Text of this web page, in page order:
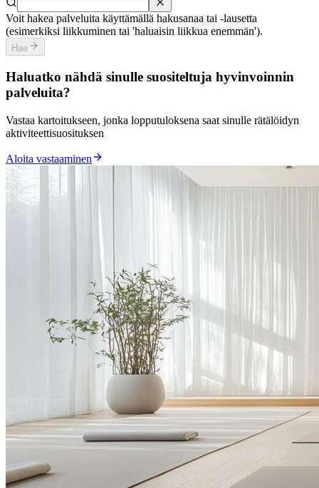
Voit hakea palveluita käyttämällä hakusanaa tai ‑lausetta
(esimerkiksi liikkuminen tai 'haluaisin liikkua enemmän').
Hae
Haluatko nähdä sinulle suositeltuja hyvinvoinnin
palveluita?
Vastaa kartoitukseen, jonka lopputuloksena saat sinulle rätälöidyn
aktiviteettisuosituksen
Aloita vastaaminen